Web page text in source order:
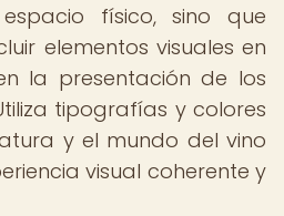
físico, sino que
elementos visuales en
la presentación de los
tipografías y colores
y el mundo del vino
visual coherente y